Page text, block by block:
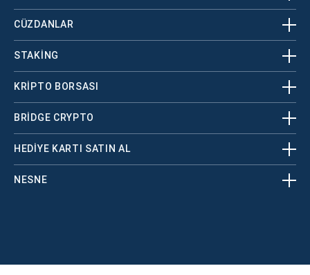
CÜZDANLAR
STAKING
KRİPTO BORSASI
BRIDGE CRYPTO
HEDIYE KARTI SATIN AL
NESNE